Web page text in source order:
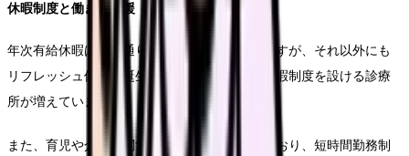
休暇制度と働き方支援
年次有給休暇は法定通り付与されるのが基本ですが、それ以外にも
リフレッシュ休暇や誕生日休暇など、独自の休暇制度を設ける診療
所が増えています。
また、育児や介護に関する休暇制度も充実しており、短時間勤務制